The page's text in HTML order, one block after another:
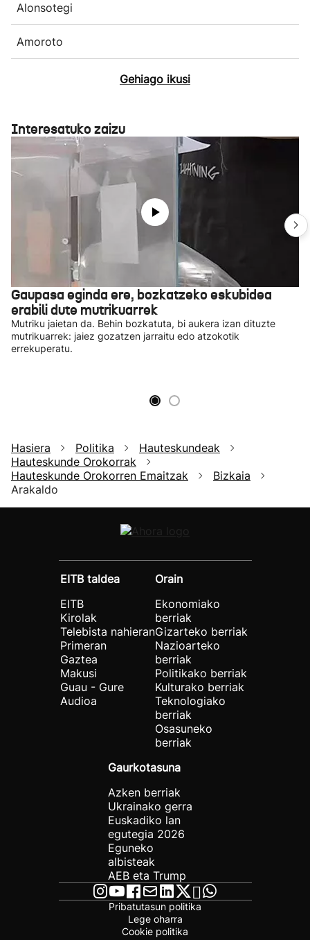
Alonsotegi
Amoroto
Gehiago ikusi
Interesatuko zaizu
Gaupasa eginda ere, bozkatzeko eskubidea
erabili dute mutrikuarrek
Mutriku jaietan da. Behin bozkatuta, bi aukera izan dituzte
mutrikuarrek: jaiez gozatzen jarraitu edo atzokotik
errekuperatu.
Hasiera Politika
Hauteskundeak
Hauteskunde Orokorrak
Hauteskunde Orokorren Emaitzak
Bizkaia
Arakaldo
EITB taldea
EITB
Kirolak
Telebista nahieran
Primeran
Gaztea
Makusi
Guau - Gure
Audioa
Orain
Ekonomiako
berriak
Gizarteko berriak
Nazioarteko
berriak
Politikako berriak
Kulturako berriak
Teknologiako
berriak
Osasuneko
berriak
Gaurkotasuna
Azken berriak
Ukrainako gerra
Euskadiko lan
egutegia 2026
Eguneko
albisteak
AEB eta Trump
Pribatutasun politika
Lege oharra
Cookie politika